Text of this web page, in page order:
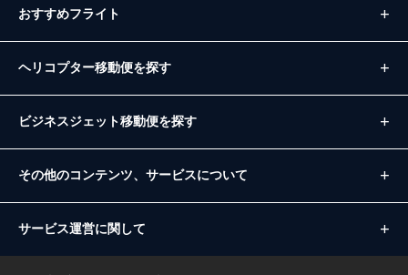
おすすめフライト
ヘリコプター移動便を探す
ビジネスジェット移動便を探す
その他のコンテンツ、サービスについて
サービス運営に関して